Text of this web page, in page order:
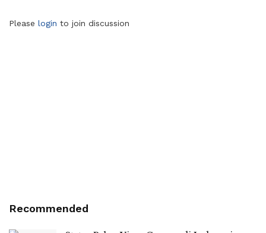
Please login to join discussion
Recommended